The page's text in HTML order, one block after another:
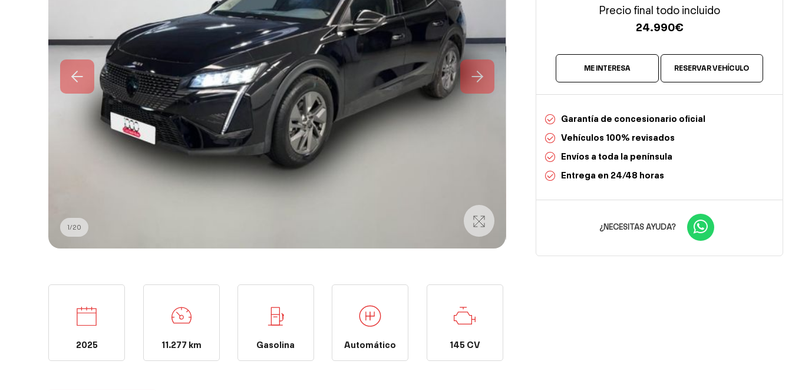
1/20
Precio final todo incluido
24.990€
ME INTERESA RESERVAR VEHÍCULO
Garantía de concesionario oficial
Vehículos 100% revisados
Envíos a toda la península
Entrega en 24/48 horas
¿NECESITAS AYUDA?
2025 11.277 km Gasolina Automático 145 CV